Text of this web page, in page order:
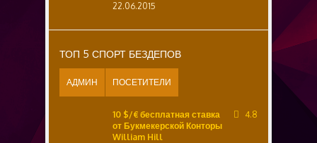
22.06.2015
ТОП 5 СПОРТ БЕЗДЕПОВ
АДМИН ПОСЕТИТЕЛИ
10 $/€ бесплатная ставка
от Букмекерской Конторы
William Hill
4.8